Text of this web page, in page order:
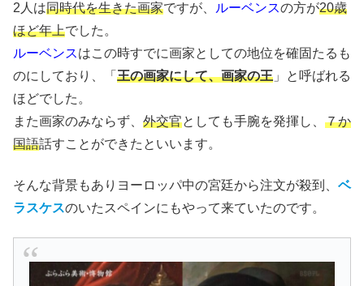
2人は同時代を生きた画家ですが、 ルーベンスの方が20歳
ほど年上でした。
ルーベンスはこの時すでに画家としての地位を確固たるも
のにしており、「 王の画家にして、画家の王 」と呼ばれる
ほどでした。
また画家のみならず、 外交官としても手腕を発揮し、 ７か
国語話すことができたといいます。
そんな背景もありヨーロッパ中の宮廷から注文が殺到、 ベ
ラスケスのいたスペインにもやって来ていたのです。